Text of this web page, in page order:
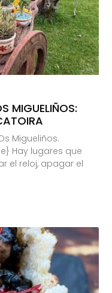
MIGUELIÑOS:
Migueliños.
Hay lugares que
el reloj, apagar el